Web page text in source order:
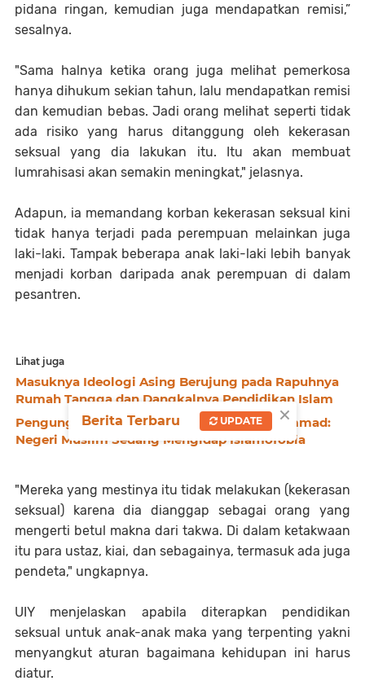
pidana ringan, kemudian juga mendapatkan remisi,”
sesalnya.
"Sama halnya ketika orang juga melihat pemerkosa
hanya dihukum sekian tahun, lalu mendapatkan remisi
dan kemudian bebas. Jadi orang melihat seperti tidak
ada risiko yang harus ditanggung oleh kekerasan
seksual yang dia lakukan itu. Itu akan membuat
lumrahisasi akan semakin meningkat," jelasnya.
Adapun, ia memandang korban kekerasan seksual kini
tidak hanya terjadi pada perempuan melainkan juga
laki-laki. Tampak beberapa anak laki-laki lebih banyak
menjadi korban daripada anak perempuan di dalam
pesantren.
Lihat juga
Masuknya Ideologi Asing Berujung pada Rapuhnya
Rumah Tangga dan Dangkalnya Pendidikan Islam
Pengungsi Rohingya di Malaysia, Dr. Mohammad:
Negeri Muslim Sedang Mengidap Islamofobia
"Mereka yang mestinya itu tidak melakukan (kekerasan
seksual) karena dia dianggap sebagai orang yang
mengerti betul makna dari takwa. Di dalam ketakwaan
itu para ustaz, kiai, dan sebagainya, termasuk ada juga
pendeta," ungkapnya.
UIY menjelaskan apabila diterapkan pendidikan
seksual untuk anak-anak maka yang terpenting yakni
menyangkut aturan bagaimana kehidupan ini harus
diatur.
×
Berita Terbaru UPDATE